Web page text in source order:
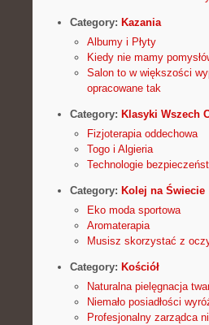
Category: Kazania
Albumy i Płyty
Kiedy nie mamy
Salon to w większości
opracowane tak
Category: Klasyki Wszech
Fizjoterapia oddechowa
Togo i Algieria
Technologie
Category: Kolej na Świecie
Eko moda sportowa
Aromaterapia
Musisz skorzystać z
Category: Kościół
Naturalna pielęgnacja
Niemało posiadłości
Profesjonalny zarządca